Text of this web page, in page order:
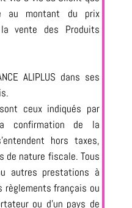
au montant du prix
vente des Produits
ALIPLUS dans ses
ceux indiqués par
confirmation de la
hors taxes,
de nature fiscale. Tous
autres prestations à
règlements français ou
ou d’un pays de